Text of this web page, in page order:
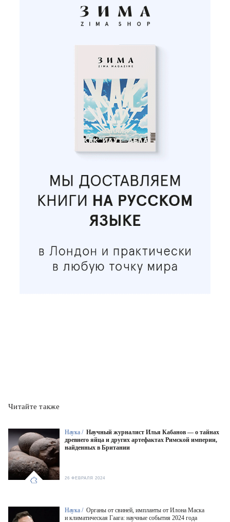
Читайте также
Наука / Научный журналист Илья Кабанов — о тайнах
древнего яйца и других артефактах Римской империи,
найденных в Британии
26 ФЕВРАЛЯ 2024
Наука / Органы от свиней, импланты от Илона Маска
и климатическая Гаага: научные события 2024 года